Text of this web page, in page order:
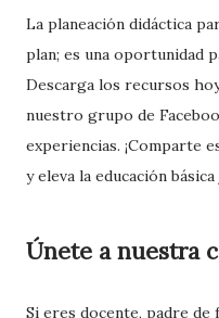
La planeación didáctica
plan; es una oportunidad
Descarga los recursos
nuestro grupo de
experiencias. ¡Comparte
y eleva la educación
Únete a nuestra
Si eres docente, padre de